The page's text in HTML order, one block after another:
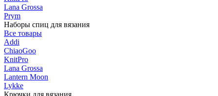
Lana Grossa
Prym
Наборы спиц для вязания
Все товары
Addi
ChiaoGoo
KnitPro
Lana Grossa
Lantern Moon
Lykke
Крючки для вязания